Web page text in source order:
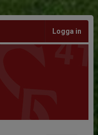
Logga in